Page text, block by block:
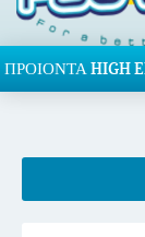
ΠΡΟΙΌΝΤΑ HIGH